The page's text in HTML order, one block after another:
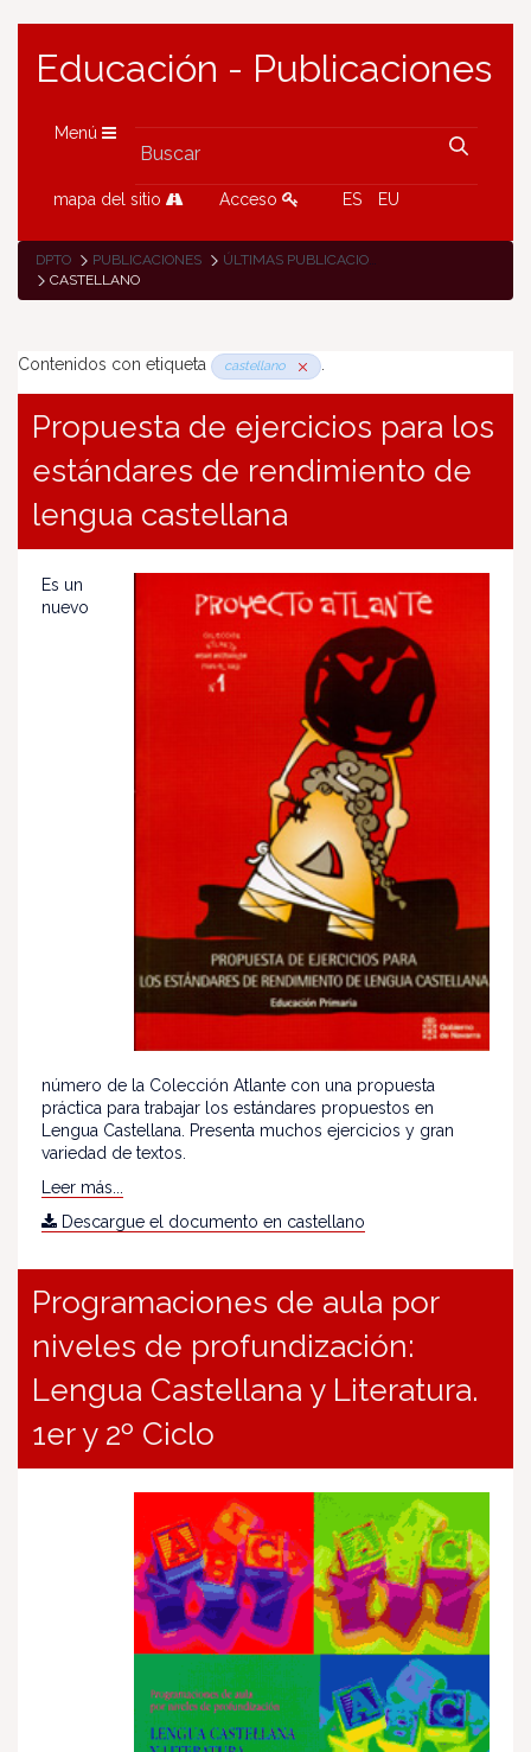
Educación - Publicaciones
Menú
mapa del sitio Acceso ES EU
DPTO PUBLICACIONES
ÚLTIMAS PUBLICACIONES
CASTELLANO
Contenidos con etiqueta castellano .
Propuesta de ejercicios para los
estándares de rendimiento de
lengua castellana
Es un
nuevo
número de la Colección Atlante con una propuesta
práctica para trabajar los estándares propuestos en
Lengua Castellana. Presenta muchos ejercicios y gran
variedad de textos.
Leer más...
Descargue el documento en castellano
Programaciones de aula por
niveles de profundización:
Lengua Castellana y Literatura.
1er y 2º Ciclo